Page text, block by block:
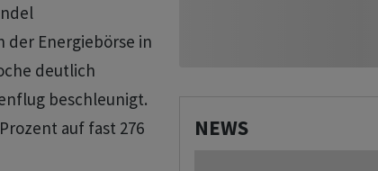
der Energiebörse in
deutlich
beschleunigt.
auf fast 276
NEWS